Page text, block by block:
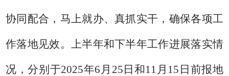
协同配合，马上就办、真抓实干，确保各项工
作落地见效。上半年和下半年工作进展落实情
况，分别于2025年6 月 25 日和11 月 15 日前报地